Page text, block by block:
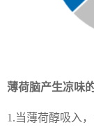
薄荷脑产生凉味
1.当薄荷醇吸入